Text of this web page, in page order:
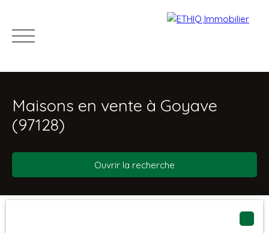
Acheter Louer Vendre Immo pro
Maisons en vente à Goyave
(97128)
Ouvrir la recherche
Créer une alerte